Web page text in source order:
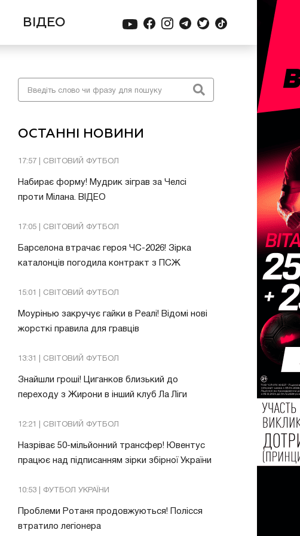
ВІДЕО
ОСТАННІ НОВИНИ
17:57 | СВІТОВИЙ ФУТБОЛ
Набирає форму! Мудрик зіграв за Челсі
проти Мілана. ВІДЕО
17:05 | СВІТОВИЙ ФУТБОЛ
Барселона втрачає героя ЧС-2026! Зірка
каталонців погодила контракт з ПСЖ
15:01 | СВІТОВИЙ ФУТБОЛ
Моурінью закручує гайки в Реалі! Відомі нові
жорсткі правила для гравців
13:31 | СВІТОВИЙ ФУТБОЛ
Знайшли гроші! Циганков близький до
переходу з Жирони в інший клуб Ла Ліги
12:21 | СВІТОВИЙ ФУТБОЛ
Назріває 50-мільйонний трансфер! Ювентус
працює над підписанням зірки збірної України
10:53 | ФУТБОЛ УКРАЇНИ
Проблеми Ротаня продовжуються! Полісся
втратило легіонера